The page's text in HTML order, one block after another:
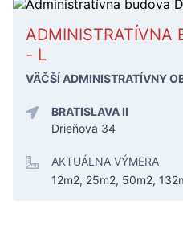
ADMINISTRATÍVNA
- L
VÄČŠÍ ADMINISTRATÍVNY
BRATISLAVA II
Drieňova 34
AKTUÁLNA VÝMERA
12m2, 25m2, 50m2,